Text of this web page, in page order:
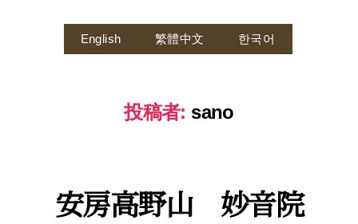
English 繁體中文 한국어
投稿者: sano
カ
テ
安房高野山 妙音院